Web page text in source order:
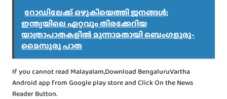
റോഡിലേക്ക് ഒഴുകിയെത്തി ജനങ്ങൾ;
ഇന്ത്യയിലെ ഏറ്റവും തിരക്കേറിയ
യാത്രാപാതകളിൽ മൂന്നാമതായി ബെംഗളൂരു-
മൈസൂരു പാത
If you cannot read Malayalam,Download BengaluruVartha
Android app from Google play store and Click On the News
Reader Button.